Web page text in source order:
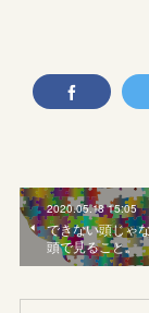
2020.05.18 15:05
できない頭じゃ
頭で見ること。